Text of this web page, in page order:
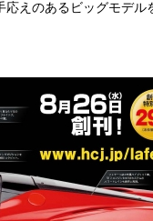
えのあるビッグモデル